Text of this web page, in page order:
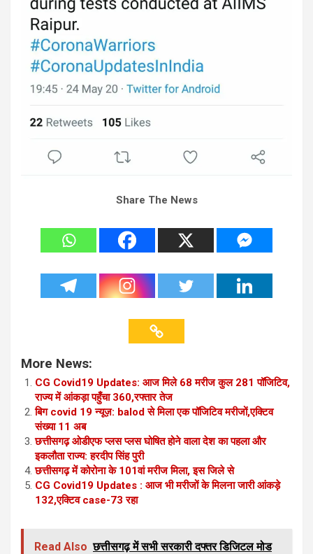
Share The News
More News:
CG Covid19 Updates: आज मिले 68 मरीज कुल 281 पॉजिटिव,
राज्य में आंकड़ा पहुँचा 360,रफ्तार तेज
बिग covid 19 न्यूज़: balod से मिला एक पॉजिटिव मरीजों,एक्टिव
संख्या 11 अब
छत्तीसगढ़ ओडीएफ प्लस प्लस घोषित होने वाला देश का पहला और
इकलौता राज्य: हरदीप सिंह पुरी
छत्तीसगढ़ में कोरोना के 101वां मरीज मिला, इस जिले से
CG Covid19 Updates : आज भी मरीजों के मिलना जारी आंकड़े
132,एक्टिव case-73 रहा
Read Also छत्तीसगढ़ में सभी सरकारी दफ्तर डिजिटल मोड